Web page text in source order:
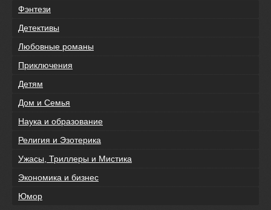
Фэнтези
Детективы
Любовные романы
Приключения
Детям
Дом и Семья
Наука и образование
Религия и Эзотерика
Ужасы, Триллеры и Мистика
Экономика и бизнес
Юмор